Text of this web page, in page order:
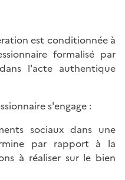
est conditionnée à
formalisé par
l'acte authentique
s'engage :
sociaux dans une
par rapport à la
à réaliser sur le bien